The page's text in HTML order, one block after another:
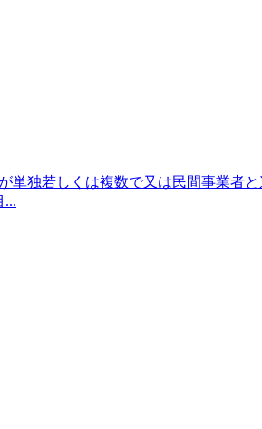
独若しくは複数で又は民間事業者
...